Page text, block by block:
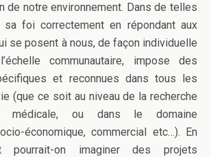
de notre environnement. Dans de telles
sa foi correctement en répondant aux
se posent à nous, de façon individuelle
communautaire, impose des
et reconnues dans tous les
(que ce soit au niveau de la recherche
médicale, ou dans le domaine
économique, commercial etc…). En
pourrait-on imaginer des projets